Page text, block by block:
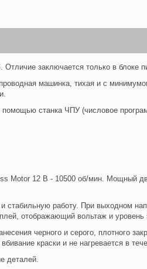
заключается только в блоке
машинка, тихая и с
станка ЧПУ (числовое
Motor 12 В - 10500 об/мин. Мощный
стабильную работу. При выходном
отображающий вольтаж и уровень
черного и серого, плотного
краски и не нагревается в
деталей.